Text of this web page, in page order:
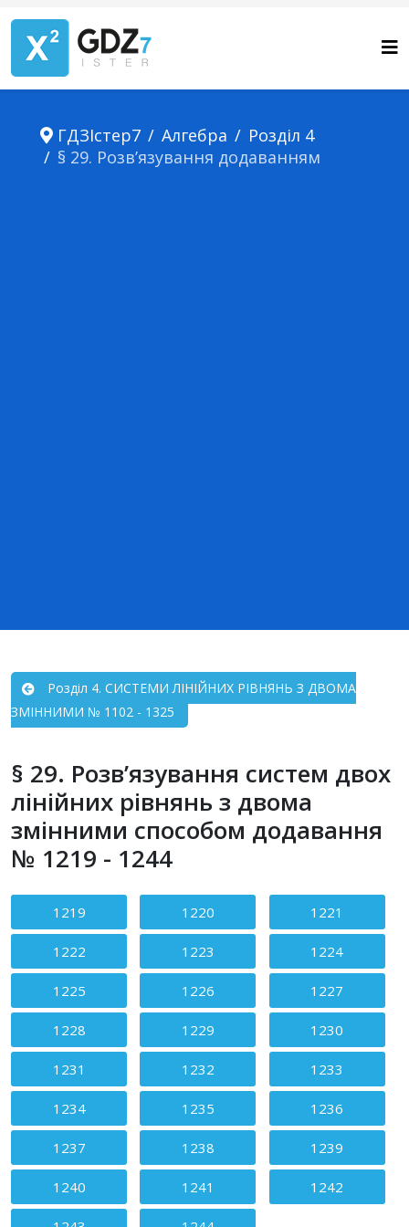
ГДЗІстер7 Алгебра
Розділ 4
§ 29. Розв’язування додаванням
Розділ 4. СИСТЕМИ ЛІНІЙНИХ РІВНЯНЬ З ДВОМА
ЗМІННИМИ № 1102 - 1325
§ 29. Розв’язування систем двох
лінійних рівнянь з двома
змінними способом додавання
№ 1219 - 1244
Зміст статті
1219 1220 1221
1222 1223 1224
1225 1226 1227
1228 1229 1230
1231 1232 1233
1234 1235 1236
1237 1238 1239
1240 1241 1242